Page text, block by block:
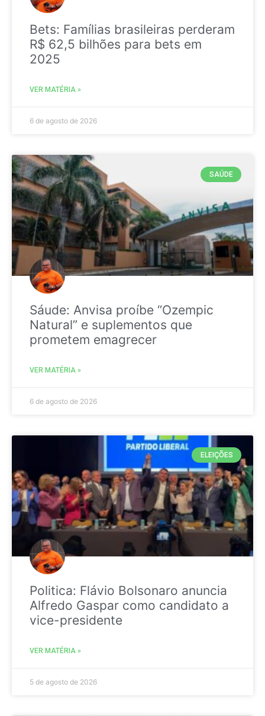
Bets: Famílias brasileiras perderam
R$ 62,5 bilhões para bets em
2025
VER MATÉRIA »
6 de agosto de 2026
SAÚDE
Sáude: Anvisa proíbe “Ozempic
Natural” e suplementos que
prometem emagrecer
VER MATÉRIA »
6 de agosto de 2026
ELEIÇÕES
Politica: Flávio Bolsonaro anuncia
Alfredo Gaspar como candidato a
vice-presidente
VER MATÉRIA »
5 de agosto de 2026